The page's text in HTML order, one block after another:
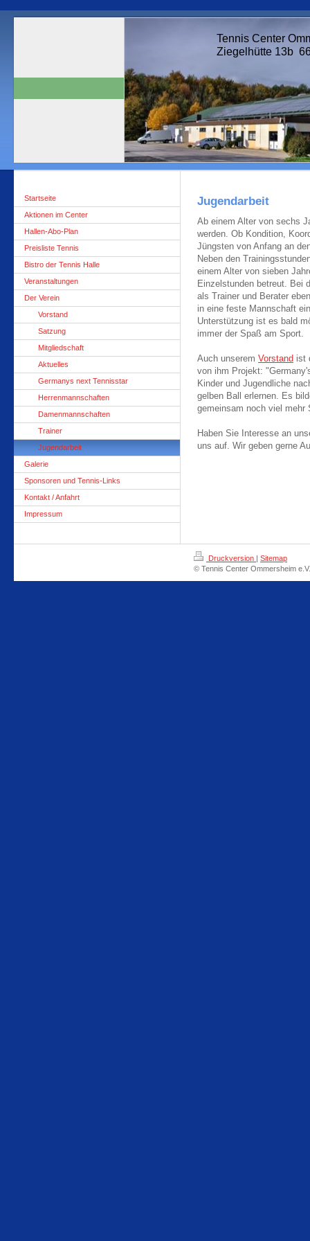
Tennis Center
Ziegelhütte 13b
Startseite
Aktionen im Center
Hallen-Abo-Plan
Preisliste Tennis
Bistro der Tennis Halle
Veranstaltungen
Der Verein
Vorstand
Satzung
Mitgliedschaft
Aktuelles
Germanys next Tennisstar
Herrenmannschaften
Damenmannschaften
Trainer
Jugendarbeit
Galerie
Sponsoren und Tennis-Links
Kontakt / Anfahrt
Impressum
Jugendarbeit
Ab einem Alter von sechs
werden. Ob Kondition,
Jüngsten von Anfang an
Neben den
einem Alter von sieben
Einzelstunden betreut. Bei
als Trainer und Berater
in eine feste Mannschaft
Unterstützung ist es bald
immer der Spaß am Sport.
Auch unserem Vorstand ist
von ihm Projekt:
Kinder und Jugendliche
gelben Ball erlernen. Es
gemeinsam noch viel mehr
Haben Sie Interesse an
uns auf. Wir geben gerne
Druckversion | Sitemap
© Tennis Center Ommersheim e.V.